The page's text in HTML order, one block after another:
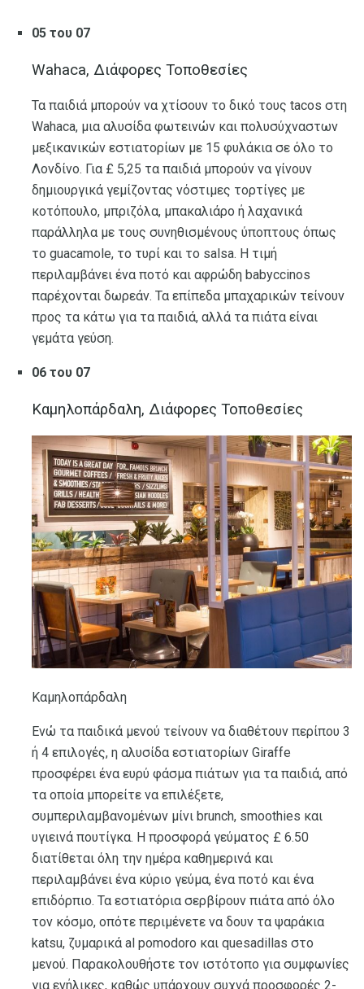
05 του 07
Wahaca, Διάφορες Τοποθεσίες
Τα παιδιά μπορούν να χτίσουν το δικό τους tacos στη
Wahaca, μια αλυσίδα φωτεινών και πολυσύχναστων
μεξικανικών εστιατορίων με 15 φυλάκια σε όλο το
Λονδίνο. Για £ 5,25 τα παιδιά μπορούν να γίνουν
δημιουργικά γεμίζοντας νόστιμες τορτίγες με
κοτόπουλο, μπριζόλα, μπακαλιάρο ή λαχανικά
παράλληλα με τους συνηθισμένους ύποπτους όπως
το guacamole, το τυρί και το salsa. Η τιμή
περιλαμβάνει ένα ποτό και αφρώδη babyccinos
παρέχονται δωρεάν. Τα επίπεδα μπαχαρικών τείνουν
προς τα κάτω για τα παιδιά, αλλά τα πιάτα είναι
γεμάτα γεύση.
06 του 07
Καμηλοπάρδαλη, Διάφορες Τοποθεσίες
Καμηλοπάρδαλη
Ενώ τα παιδικά μενού τείνουν να διαθέτουν περίπου 3
ή 4 επιλογές, η αλυσίδα εστιατορίων Giraffe
προσφέρει ένα ευρύ φάσμα πιάτων για τα παιδιά, από
τα οποία μπορείτε να επιλέξετε,
συμπεριλαμβανομένων μίνι brunch, smoothies και
υγιεινά πουτίγκα. Η προσφορά γεύματος £ 6.50
διατίθεται όλη την ημέρα καθημερινά και
περιλαμβάνει ένα κύριο γεύμα, ένα ποτό και ένα
επιδόρπιο. Τα εστιατόρια σερβίρουν πιάτα από όλο
τον κόσμο, οπότε περιμένετε να δουν τα ψαράκια
katsu, ζυμαρικά al pomodoro και quesadillas στο
μενού. Παρακολουθήστε τον ιστότοπο για συμφωνίες
για ενήλικες, καθώς υπάρχουν συχνά προσφορές 2-